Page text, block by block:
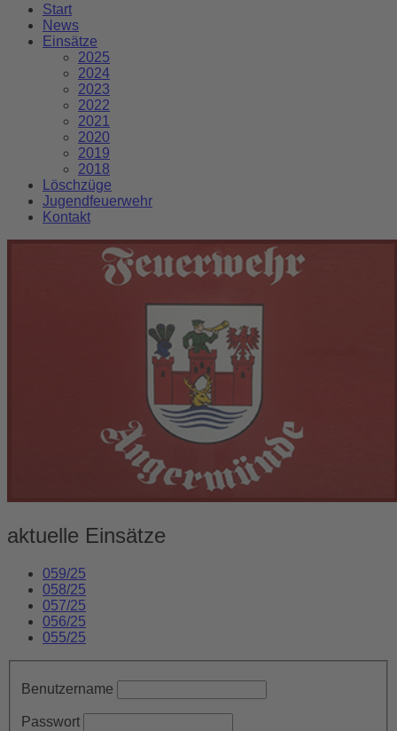
Start
News
Einsätze
2025
2024
2023
2022
2021
2020
2019
2018
Löschzüge
Jugendfeuerwehr
Kontakt
aktuelle Einsätze
059/25
058/25
057/25
056/25
055/25
Benutzername
Passwort